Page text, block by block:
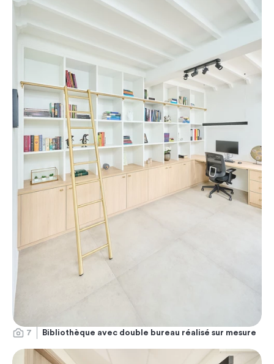
7 Bibliothèque avec double bureau réalisé sur mesure